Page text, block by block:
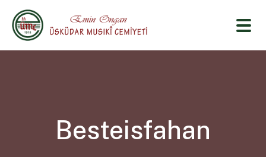
Besteisfahan